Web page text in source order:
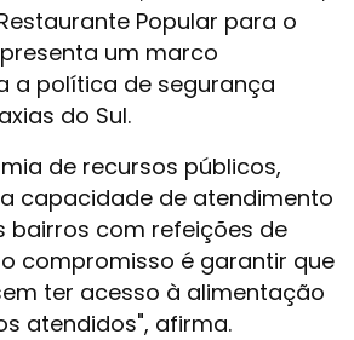
Popular para o
um marco
a política de segurança
do Sul.
de recursos públicos,
capacidade de atendimento
bairros com refeições de
compromisso é garantir que
ter acesso à alimentação
atendidos", afirma.